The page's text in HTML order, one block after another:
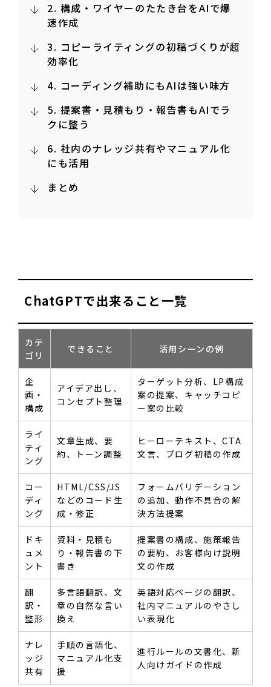
2. 構成・ワイヤーのたたき台をAIで爆
速作成
3. コピーライティングの初稿づくりが超
効率化
4. コーディング補助にもAIは強い味方
5. 提案書・見積もり・報告書もAIでラ
クに整う
6. 社内のナレッジ共有やマニュアル化
にも活用
まとめ
ChatGPTで出来ること一覧
カテ
ゴリ
できること 活用シーンの例
企
画・
構成
アイデア出し、
コンセプト整理
ターゲット分析、LP構成
案の提案、キャッチコピ
ー案の比較
ライ
ティ
ング
文章生成、要
約、トーン調整
ヒーローテキスト、CTA
文言、ブログ初稿の作成
コー
ディ
ング
HTML/CSS/JS
などのコード生
成・修正
フォームバリデーション
の追加、動作不具合の解
決方法提案
ドキ
ュメ
ント
資料・見積も
り・報告書の下
書き
提案書の構成、施策報告
の要約、お客様向け説明
文の作成
翻
訳・
整形
多言語翻訳、文
章の自然な言い
換え
英語対応ページの翻訳、
社内マニュアルのやさし
い表現化
ナレ
ッジ
共有
手順の言語化、
マニュアル化支
援
進行ルールの文書化、新
人向けガイドの作成